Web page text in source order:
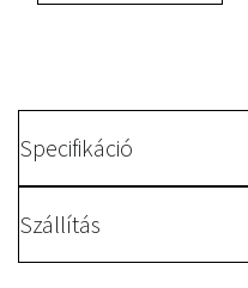
Specifikáció
Szállítás